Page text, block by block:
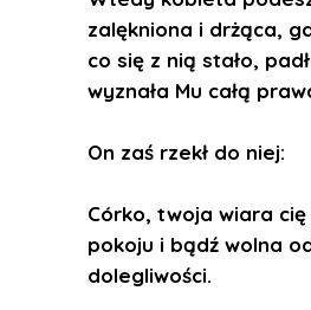
zalękniona i drżąca,
co się z nią stało,
wyznała Mu całą
On zaś rzekł do niej:
Córko, twoja wiara cię
pokoju i bądź wolna
dolegliwości.